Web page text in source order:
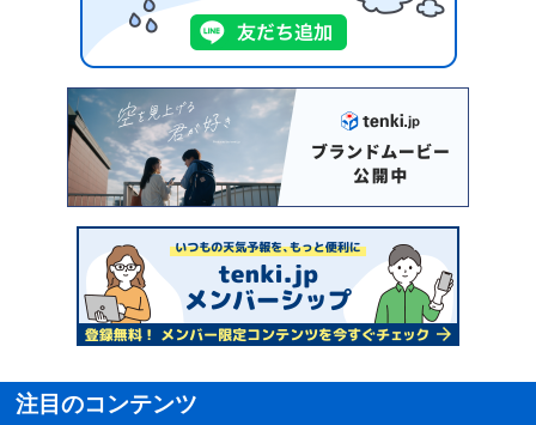
注目のコンテンツ